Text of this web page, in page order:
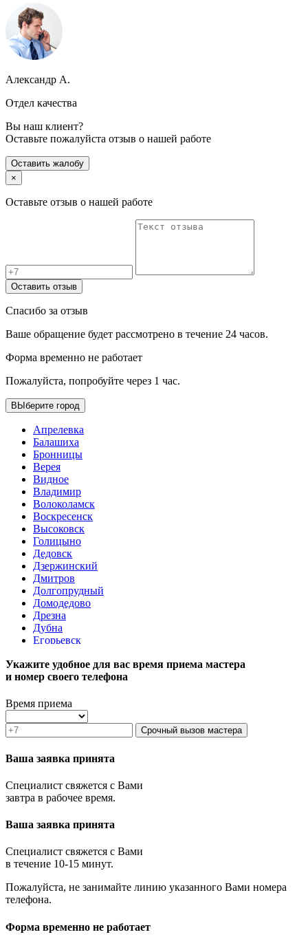
Александр А.
Отдел качества
Вы наш клиент?
Оставьте пожалуйста отзыв о нашей работе
Оставить жалобу
×
Оставьте отзыв о нашей работе
Оставить отзыв
Спасибо за отзыв
Ваше обращение будет рассмотрено в течение 24 часов.
Форма временно не работает
Пожалуйста, попробуйте через 1 час.
ВЫберите город
Апрелевка
Балашиха
Бронницы
Верея
Видное
Владимир
Волоколамск
Воскресенск
Высоковск
Голицыно
Дедовск
Дзержинский
Дмитров
Долгопрудный
Домодедово
Дрезна
Дубна
Егорьевск
Жуковский
Зарайск
Зеленоград
Ивантеевка
Истра
Кашира
Клин
Королёв
Котельники
Красногорск
Краснознаменск
Кубинка
Ликино-Дулёво
Лобня
Луховицы
Укажите удобное для вас время приема мастера
и номер своего телефона
Время приема
Срочный вызов мастера
Ваша заявка принята
Специалист свяжется с Вами
завтра в рабочее время.
Ваша заявка принята
Специалист свяжется с Вами
в течение 10-15 минут.
Пожалуйста, не занимайте линию указанного Вами номера
телефона.
Форма временно не работает